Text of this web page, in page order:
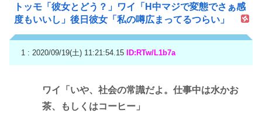
トッモ「彼女とどう？」ワイ「H中マジで変態でさぁ感
度もいいし」後日彼女「私の噂広まってるつらい」
1 : 2020/09/19(土) 11:21:54.15 ID:RTw/L1b7a
ワイ「いや、社会の常識だよ。仕事中は水かお
茶、もしくはコーヒー」